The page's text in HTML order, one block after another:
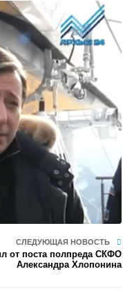
СЛЕДУЮЩАЯ НОВОСТЬ
от поста полпреда СКФО
Александра Хлопонина